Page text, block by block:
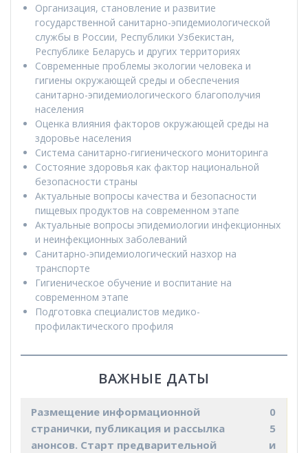
Организация, становление и развитие
государственной санитарно-эпидемиологической
службы в России, Республики Узбекистан,
Республике Беларусь и других территориях
Современные проблемы экологии человека и
гигиены окружающей среды и обеспечения
санитарно-эпидемиологического благополучия
населения
Оценка влияния факторов окружающей среды на
здоровье населения
Система санитарно-гигиенического мониторинга
Состояние здоровья как фактор национальной
безопасности страны
Актуальные вопросы качества и безопасности
пищевых продуктов на современном этапе
Актуальные вопросы эпидемиологии инфекционных
и неинфекционных заболеваний
Санитарно-эпидемиологический назхор на
транспорте
Гигиеническое обучение и воспитание на
современном этапе
Подготовка специалистов медико-
профилактического профиля
ВАЖНЫЕ ДАТЫ
Размещение информационной
странички, публикация и рассылка
анонсов. Старт предварительной
0
5
и